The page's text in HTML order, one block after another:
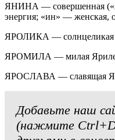
ЯНИНА — совершенная
энергия; «ин» — женская,
ЯРОЛИКА — солнцеликая
ЯРОМИЛА — милая
ЯРОСЛАВА — славящая
Добавьте наш
(нажмите